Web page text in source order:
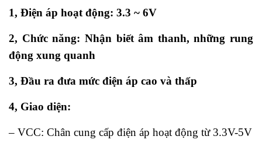
1, Điện áp hoạt động: 3.3 ~ 6V
2, Chức năng: Nhận biết âm thanh, những rung
động xung quanh
3, Đầu ra đưa mức điện áp cao và thấp
4, Giao diện:
– VCC: Chân cung cấp điện áp hoạt động từ 3.3V-5V